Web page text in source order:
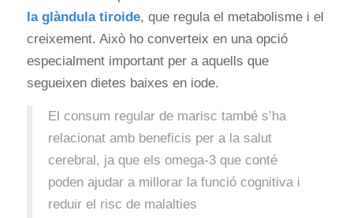
la glàndula tiroide, que regula el metabolisme i el
creixement. Això ho converteix en una opció
especialment important per a aquells que
segueixen dietes baixes en iode.
El consum regular de marisc també s’ha
relacionat amb beneficis per a la salut
cerebral, ja que els omega-3 que conté
poden ajudar a millorar la funció cognitiva i
reduir el risc de malalties